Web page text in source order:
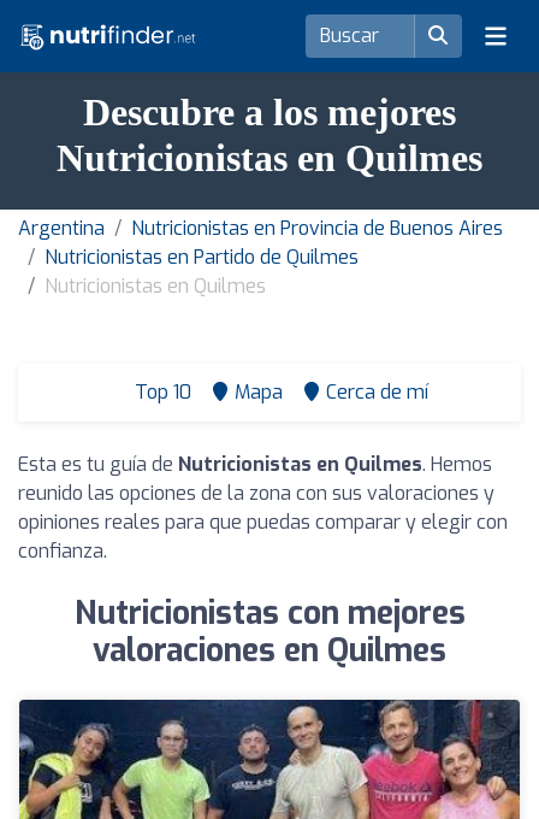
Descubre a los mejores
Nutricionistas en Quilmes
Argentina
Nutricionistas en Provincia de Buenos Aires
Nutricionistas en Partido de Quilmes
Nutricionistas en Quilmes
Top 10 Mapa Cerca de mí
Esta es tu guía de Nutricionistas en Quilmes. Hemos
reunido las opciones de la zona con sus valoraciones y
opiniones reales para que puedas comparar y elegir con
confianza.
Nutricionistas con mejores
valoraciones en Quilmes